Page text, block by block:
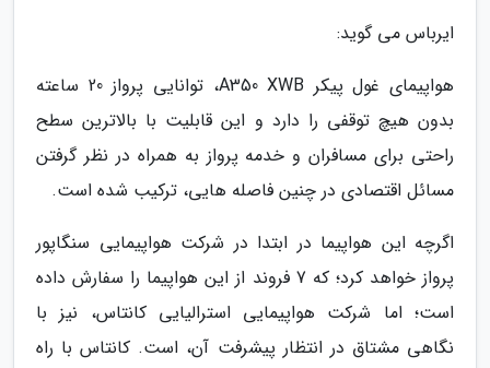
ایرباس می گوید:
هواپیمای غول پیکر A350 XWB، توانایی پرواز 20 ساعته
بدون هیچ توقفی را دارد و این قابلیت با بالاترین سطح
راحتی برای مسافران و خدمه پرواز به همراه در نظر گرفتن
مسائل اقتصادی در چنین فاصله هایی، ترکیب شده است.
اگرچه این هواپیما در ابتدا در شرکت هواپیمایی سنگاپور
پرواز خواهد کرد؛ که 7 فروند از این هواپیما را سفارش داده
است؛ اما شرکت هواپیمایی استرالیایی کانتاس، نیز با
نگاهی مشتاق در انتظار پیشرفت آن، است. کانتاس با راه